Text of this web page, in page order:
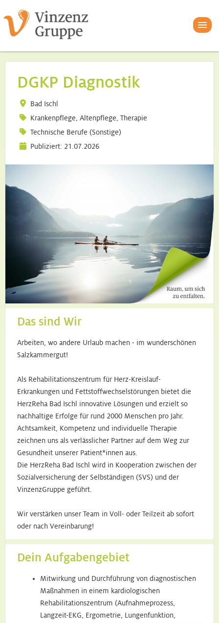
DGKP Diagnostik
Bad Ischl
Krankenpflege, Altenpflege, Therapie
Technische Berufe (Sonstige)
Publiziert: 21.07.2026
Das sind Wir
Arbeiten, wo andere Urlaub machen - im wunderschönen
Salzkammergut!
Als Rehabilitationszentrum für Herz-Kreislauf-
Erkrankungen und Fettstoffwechselstörungen bietet die
HerzReha Bad Ischl innovative Lösungen und erzielt so
nachhaltige Erfolge für rund 2000 Menschen pro Jahr.
Achtsamkeit, Kompetenz und individuelle Therapie
zeichnen uns als verlässlicher Partner auf dem Weg zur
Gesundheit unserer Patient*innen aus.
Die HerzReha Bad Ischl wird in Kooperation zwischen der
Sozialversicherung der Selbständigen (SVS) und der
VinzenzGruppe geführt.
Wir verstärken unser Team in Voll- oder Teilzeit ab sofort
oder nach Vereinbarung!
Dein Aufgabengebiet
Mitwirkung und Durchführung von diagnostischen
Maßnahmen in einem kardiologischen
Rehabilitationszentrum (Aufnahmeprozess,
Langzeit-EKG, Ergometrie, Lungenfunktion,